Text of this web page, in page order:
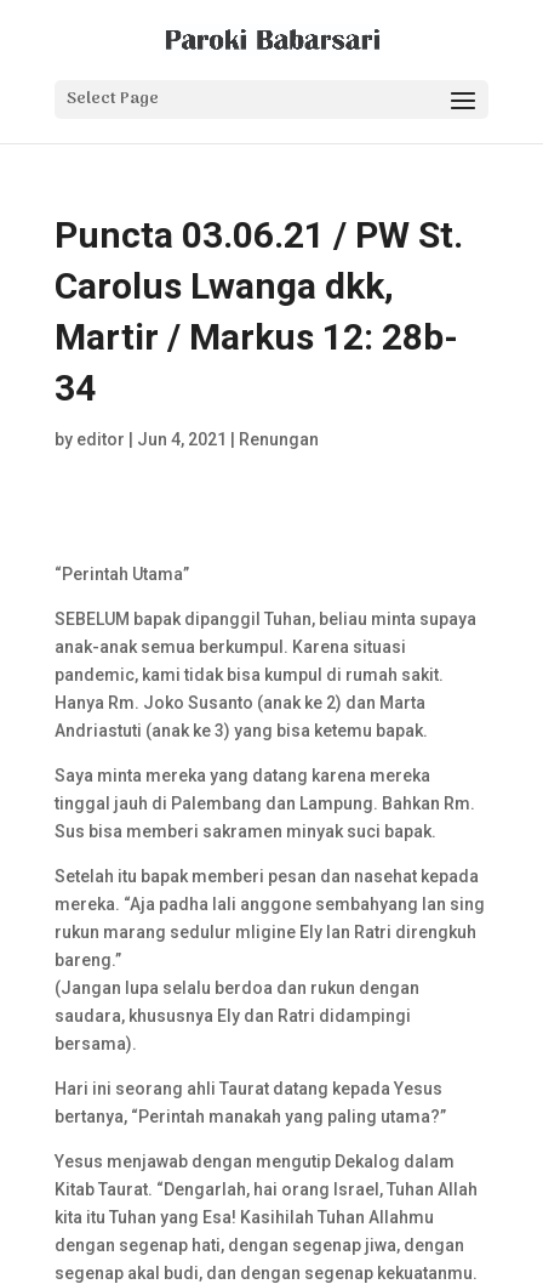
Select Page
Puncta 03.06.21 / PW St.
Carolus Lwanga dkk,
Martir / Markus 12: 28b-
34
by editor Jun 4, 2021 Renungan
“Perintah Utama”
SEBELUM bapak dipanggil Tuhan, beliau minta supaya
anak-anak semua berkumpul. Karena situasi
pandemic, kami tidak bisa kumpul di rumah sakit.
Hanya Rm. Joko Susanto (anak ke 2) dan Marta
Andriastuti (anak ke 3) yang bisa ketemu bapak.
Saya minta mereka yang datang karena mereka
tinggal jauh di Palembang dan Lampung. Bahkan Rm.
Sus bisa memberi sakramen minyak suci bapak.
Setelah itu bapak memberi pesan dan nasehat kepada
mereka. “Aja padha lali anggone sembahyang lan sing
rukun marang sedulur mligine Ely lan Ratri direngkuh
bareng.”
(Jangan lupa selalu berdoa dan rukun dengan
saudara, khususnya Ely dan Ratri didampingi
bersama).
Hari ini seorang ahli Taurat datang kepada Yesus
bertanya, “Perintah manakah yang paling utama?”
Yesus menjawab dengan mengutip Dekalog dalam
Kitab Taurat. “Dengarlah, hai orang Israel, Tuhan Allah
kita itu Tuhan yang Esa! Kasihilah Tuhan Allahmu
dengan segenap hati, dengan segenap jiwa, dengan
segenap akal budi, dan dengan segenap kekuatanmu.